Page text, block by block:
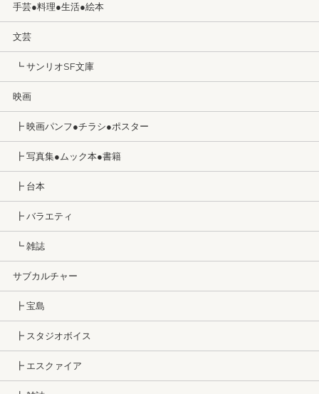
手芸●料理●生活●絵本
文芸
┗ サンリオSF文庫
映画
┣ 映画パンフ●チラシ●ポスター
┣ 写真集●ムック本●書籍
┣ 台本
┣ バラエティ
┗ 雑誌
サブカルチャー
┣ 宝島
┣ スタジオボイス
┣ エスクァイア